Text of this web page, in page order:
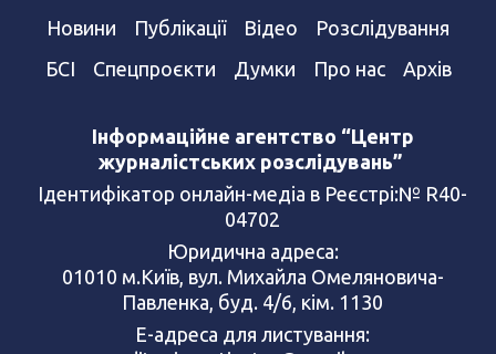
Новини Публікації Відео
Розслідування
БСІ
Спецпроєкти Думки Про нас Архів
Інформаційне агентство “Центр
журналістських розслідувань”
Ідентифікатор онлайн-медіа в Реєстрі:№ R40-
04702
Юридична адреса:
01010 м.Київ, вул. Михайла Омеляновича-
Павленка, буд. 4/6, кім. 1130
Е-адреса для листування: